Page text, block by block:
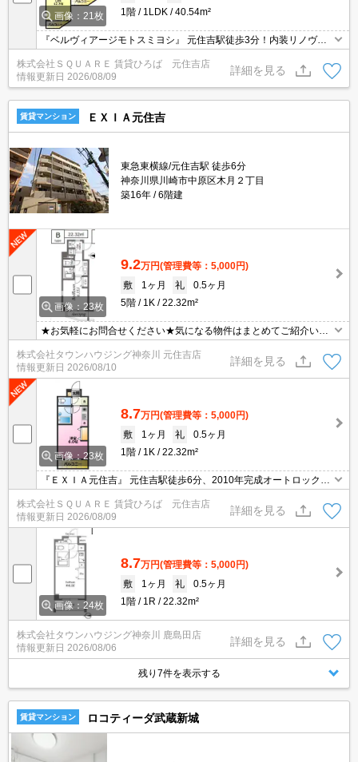
画像：21枚
1階
1LDK 40.54m²
『ベルヴィアージモトスミヨシ』 元住吉駅徒歩3分！内装リノヴェ
ーション済みのＲＣマンション♪ オートロック・宅配ボックス・エ
レベーター完備♪ ブレーメン商店街至近で生活便利です♪
株式会社ＳＱＵＡＲＥ 賃貸ひろば 元住吉店
情報更新日 2026/08/09
詳細を見る
賃貸マンション ＥＸＩＡ元住吉
東急東横線/元住吉駅 徒歩6分
神奈川県川崎市中原区木月２丁目
築16年
6階建
画像：23枚
9.2万円(管理費等：5,000円)
敷
1ヶ月 礼
0.5ヶ月
5階
1K 22.32m²
★お気軽にお問合せください★気になる物件はまとめてご紹介いた
します！★他社様の掲載物件もお取り扱い可能です★ZOOMでのご
相談も承ります★
株式会社タウンハウジング神奈川 元住吉店
情報更新日 2026/08/10
詳細を見る
画像：23枚
8.7万円(管理費等：5,000円)
敷
1ヶ月 礼
0.5ヶ月
1階
1K 22.32m²
『ＥＸＩＡ元住吉』 元住吉駅徒歩6分、2010年完成オートロックマ
ンション♪ 宅配ＢＯＸあり♪インターネット無料♪
株式会社ＳＱＵＡＲＥ 賃貸ひろば 元住吉店
情報更新日 2026/08/09
詳細を見る
画像：24枚
8.7万円(管理費等：5,000円)
敷
1ヶ月 礼
0.5ヶ月
1階
1R 22.32m²
株式会社タウンハウジング神奈川 鹿島田店
情報更新日 2026/08/06
詳細を見る
残り7件を表示する
賃貸マンション ロコティーダ武蔵新城